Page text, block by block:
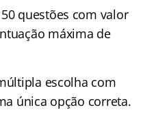
questões com valor
máxima de
escolha com
única opção correta.